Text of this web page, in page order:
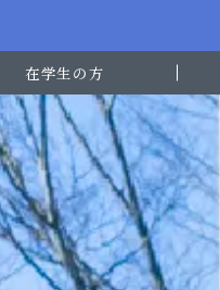
在学生の方